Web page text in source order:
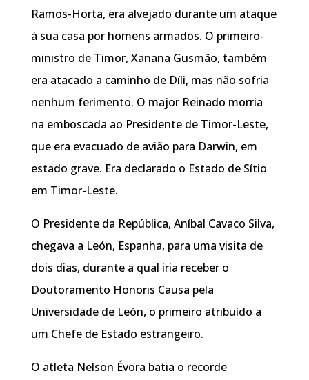
Ramos-Horta, era alvejado durante um ataque
à sua casa por homens armados. O primeiro-
ministro de Timor, Xanana Gusmão, também
era atacado a caminho de Díli, mas não sofria
nenhum ferimento. O major Reinado morria
na emboscada ao Presidente de Timor-Leste,
que era evacuado de avião para Darwin, em
estado grave. Era declarado o Estado de Sítio
em Timor-Leste.
O Presidente da República, Aníbal Cavaco Silva,
chegava a León, Espanha, para uma visita de
dois dias, durante a qual iria receber o
Doutoramento Honoris Causa pela
Universidade de León, o primeiro atribuído a
um Chefe de Estado estrangeiro.
O atleta Nelson Évora batia o recorde